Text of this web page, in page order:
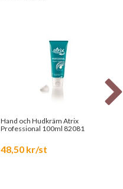
Hand och Hudkräm Atrix
Professional 100ml 82081
48,50 kr/st